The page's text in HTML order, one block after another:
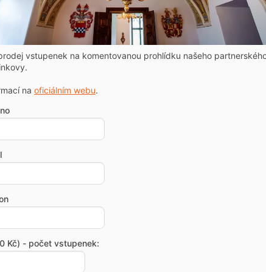
vstupenek na komentovanou prohlídku našeho
na oficiálním webu.
Kč) - počet vstupenek: